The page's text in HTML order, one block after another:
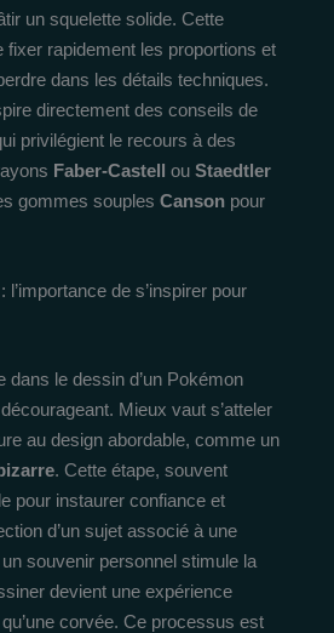
un squelette solide. Cette
fixer rapidement les proportions et
dans les détails techniques.
directement des conseils de
privilégient le recours à des
Faber-Castell ou Staedtler
gommes souples Canson pour
de s’inspirer pour
dans le dessin d’un Pokémon
Mieux vaut s’atteler
au design abordable, comme un
. Cette étape, souvent
pour instaurer confiance et
d’un sujet associé à une
souvenir personnel stimule la
devient une expérience
corvée. Ce processus est